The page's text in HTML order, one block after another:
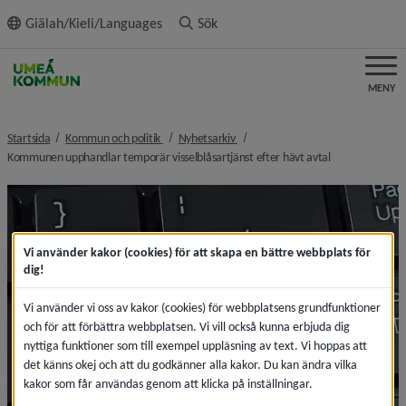
innehållet
Giälah/Kieli/Languages Sök
MENY
Startsida Kommun och politik nivå i brödsmulenavigeringen
Nyhetsarkiv nivå i brödsmulenavigeringen
Kommunen upphandlar temporär visselblåsartjänst efter hävt avtalnivå i
Vi använder kakor (cookies) för att skapa en bättre webbplats för
dig!
Vi använder vi oss av kakor (cookies) för webbplatsens grundfunktioner
och för att förbättra webbplatsen. Vi vill också kunna erbjuda dig
nyttiga funktioner som till exempel uppläsning av text. Vi hoppas att
det känns okej och att du godkänner alla kakor. Du kan ändra vilka
kakor som får användas genom att klicka på inställningar.